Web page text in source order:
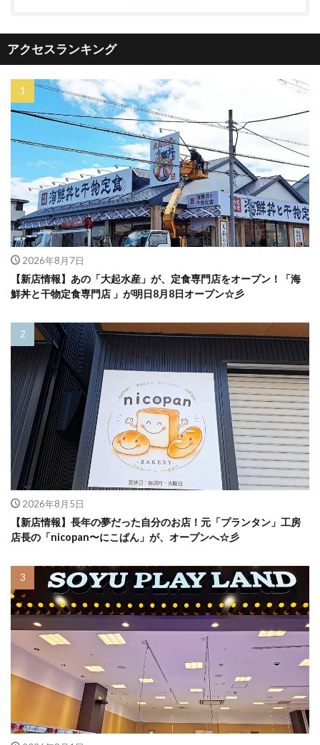
アクセスランキング
2026年8月7日
【新店情報】あの「大起水産」が、定食専門店をオープン！「海
鮮丼と干物定食専門店 」が明日8月8日オープン☆彡
2026年8月5日
【新店情報】長年の夢だった自分のお店！元「プランタン」工房
店長の「nicopan〜にこぱん」が、オープンへ☆彡